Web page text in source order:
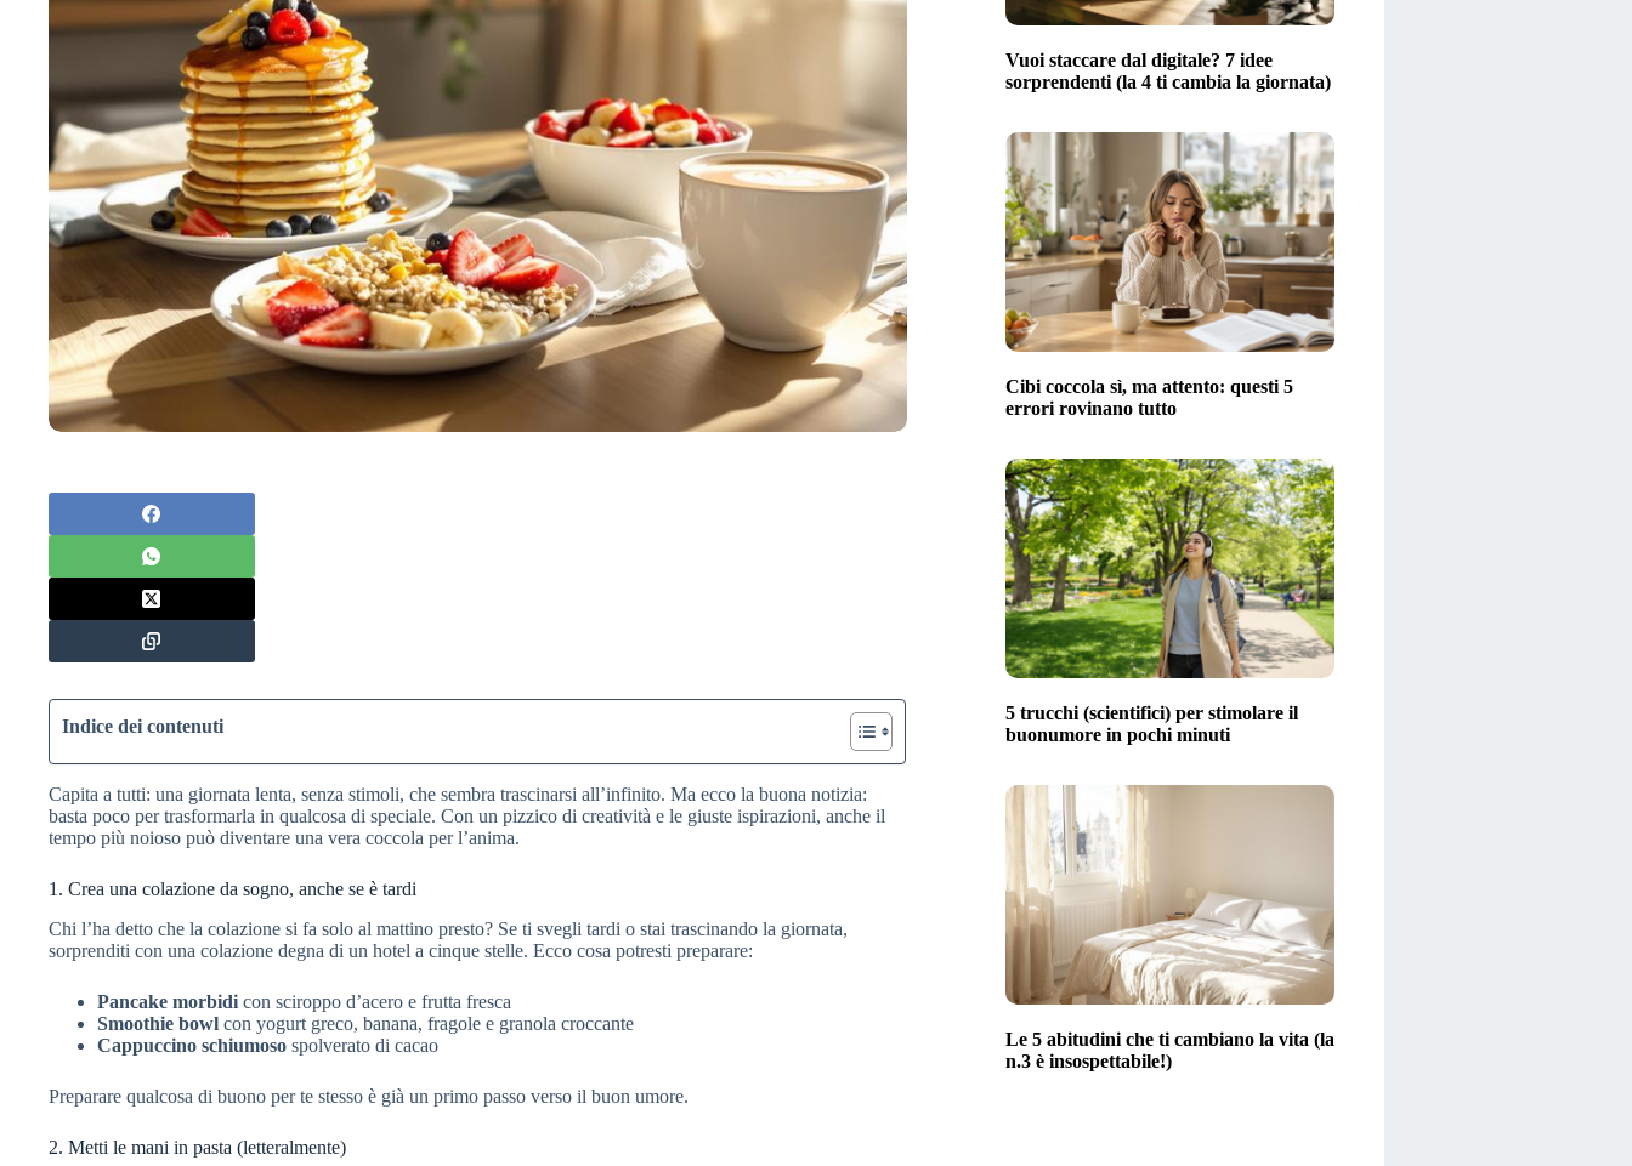
Indice dei contenuti
Capita a tutti: una giornata lenta, senza stimoli, che sembra trascinarsi all’infinito. Ma ecco la buona notizia:
basta poco per trasformarla in qualcosa di speciale. Con un pizzico di creatività e le giuste ispirazioni, anche il
tempo più noioso può diventare una vera coccola per l’anima.
1. Crea una colazione da sogno, anche se è tardi
Chi l’ha detto che la colazione si fa solo al mattino presto? Se ti svegli tardi o stai trascinando la giornata,
sorprenditi con una colazione degna di un hotel a cinque stelle. Ecco cosa potresti preparare:
Pancake morbidi con sciroppo d’acero e frutta fresca
Smoothie bowl con yogurt greco, banana, fragole e granola croccante
Cappuccino schiumoso spolverato di cacao
Preparare qualcosa di buono per te stesso è già un primo passo verso il buon umore.
2. Metti le mani in pasta (letteralmente)
Vuoi staccare dal digitale? 7 idee
sorprendenti (la 4 ti cambia la giornata)
Cibi coccola sì, ma attento: questi 5
errori rovinano tutto
5 trucchi (scientifici) per stimolare il
buonumore in pochi minuti
Le 5 abitudini che ti cambiano la vita (la
n.3 è insospettabile!)